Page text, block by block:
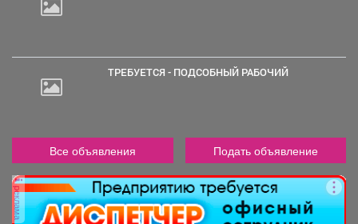
ТРЕБУЕТСЯ - ПОДСОБНЫЙ РАБОЧИЙ
Все объявления Подать объявление
реклама